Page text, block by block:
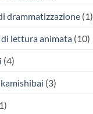
drammatizzazione (1)
lettura animata (10)
(4)
(3)